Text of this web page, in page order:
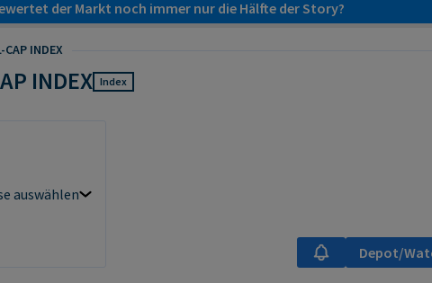
der Markt noch immer nur die Hälfte der Story?
INDEX
INDEX Index
auswählen
Depot/